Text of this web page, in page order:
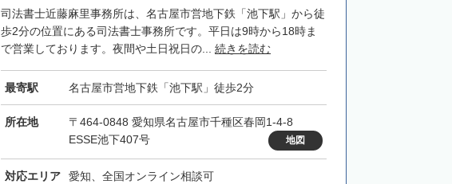
司法書士近藤麻里事務所は、名古屋市営地下鉄「池下駅」から徒
歩2分の位置にある司法書士事務所です。平日は9時から18時ま
で営業しております。夜間や土日祝日の... 続きを読む
最寄駅 名古屋市営地下鉄「池下駅」徒歩2分
所在地
〒464-0848 愛知県名古屋市千種区春岡1-4-8
ESSE池下407号
地図
対応エリア 愛知、全国オンライン相談可